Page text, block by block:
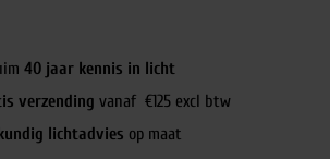
40 jaar kennis in licht
verzending vanaf €125 excl btw
lichtadvies op maat